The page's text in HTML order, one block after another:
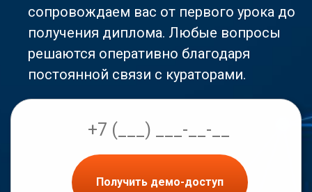
сопровождаем вас от первого урока до
получения диплома. Любые вопросы
решаются оперативно благодаря
постоянной связи с кураторами.
Получить демо-доступ